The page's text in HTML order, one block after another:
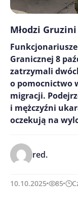
Młodzi
Granicznej 8
zatrzymali
o pomocnictwo
migracji.
i mężczyźni
oczekują na
red.
10.10.2025 85